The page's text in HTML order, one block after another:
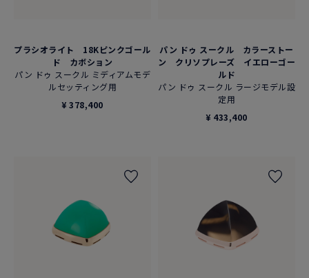
プラシオライト 18Kピンクゴール
ド カボション
パン ドゥ スークル ミディアムモデ
ルセッティング用
¥ 378,400
パン ドゥ スークル カラーストー
ン クリソプレーズ イエローゴー
ルド
パン ドゥ スークル ラージモデル設
定用
¥ 433,400